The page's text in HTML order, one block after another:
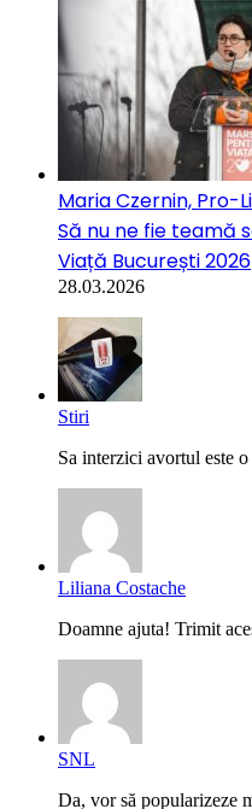
Maria Czernin, Pro-
Să nu ne fie teamă
Viață București 2026
28.03.2026
Stiri
Sa interzici avortul este
Liliana Costache
Doamne ajuta! Trimit
SNL
Da, vor să popularizeze